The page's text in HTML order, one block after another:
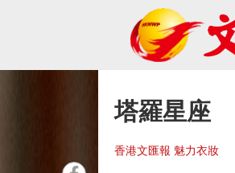
塔羅星座
香港文匯報 魅力衣妝